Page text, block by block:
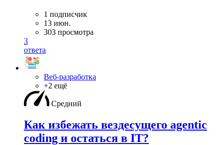
1 подписчик
13 июн.
303 просмотра
3
ответа
Веб-разработка
+2 ещё
Средний
Как избежать вездесущего agentic
coding и остаться в IT?